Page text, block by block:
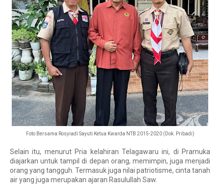
Foto Bersama Rosyiadi Sayuti Ketua Kwarda NTB 2015-2020 (Dok. Pribadi)
Selain itu, menurut Pria kelahiran Telagawaru ini, di Pramuka
diajarkan untuk tampil di depan orang, memimpin, juga menjadi
orang yang tangguh. Termasuk juga nilai patriotisme, cinta tanah
air yang juga merupakan ajaran Rasulullah Saw.